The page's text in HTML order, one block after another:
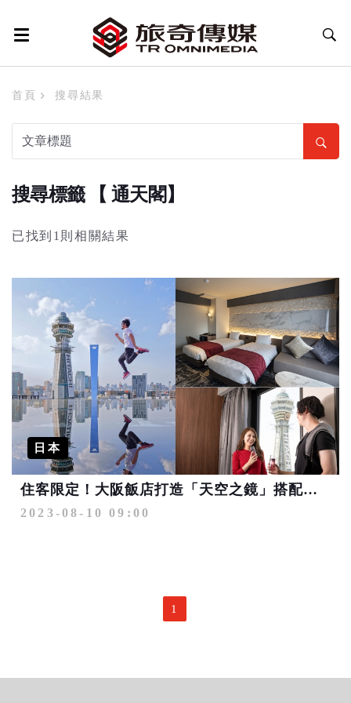
首頁 搜尋結果
搜尋標籤 【 通天閣】
已找到1則相關結果
日本
住客限定！大阪飯店打造「天空之鏡」搭配通天閣任你拍
2023-08-10 09:00
1